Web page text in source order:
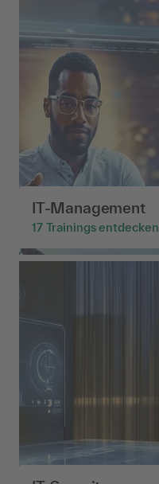
IT-Management
17 Trainings entdecken